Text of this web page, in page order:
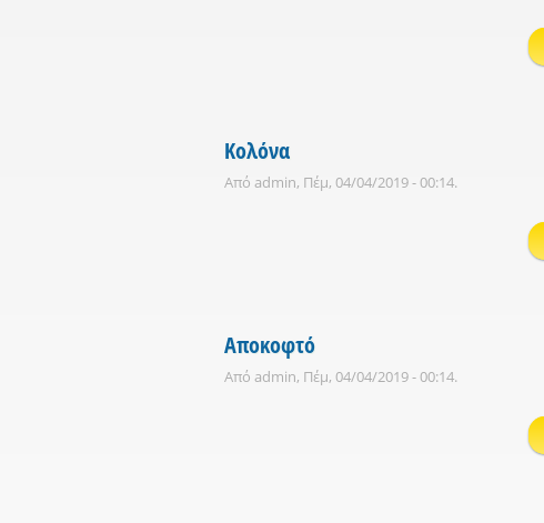
Κολόνα
Από admin, Πέμ, 04/04/2019 - 00:14.
Αποκοφτό
Από admin, Πέμ, 04/04/2019 - 00:14.